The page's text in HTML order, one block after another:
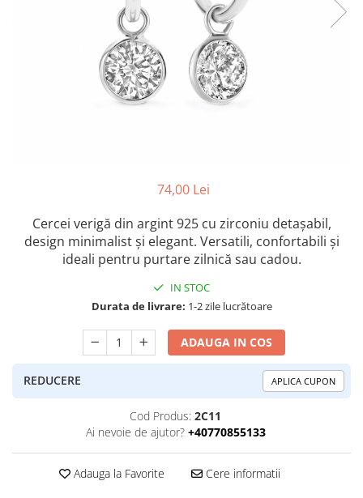
Colectia „ Bijuterii cu Email ”
Cadouri Corporate
74,00 Lei
Cercei verigă din argint 925 cu zirconiu detașabil,
design minimalist și elegant. Versatili, confortabili și
ideali pentru purtare zilnică sau cadou.
IN STOC
Durata de livrare: 1-2 zile lucrătoare
ADAUGA IN COS
REDUCERE APLICA CUPON
Cod Produs: 2C11
Ai nevoie de ajutor? +40770855133
Adauga la Favorite Cere informatii